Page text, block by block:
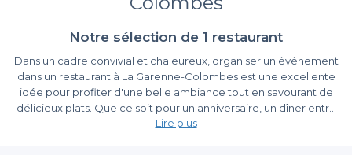
Notre sélection de 1 restaurant
Dans un cadre convivial et chaleureux, organiser un événement
dans un restaurant à La Garenne-Colombes est une excellente
idée pour profiter d'une belle ambiance tout en savourant de
délicieux plats. Que ce soit pour un anniversaire, un dîner entre
amis ou un repas d'affaires, le choix du restaurant peut
Lire plus